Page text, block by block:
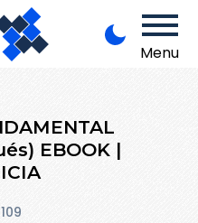
Menu
EBOOK |